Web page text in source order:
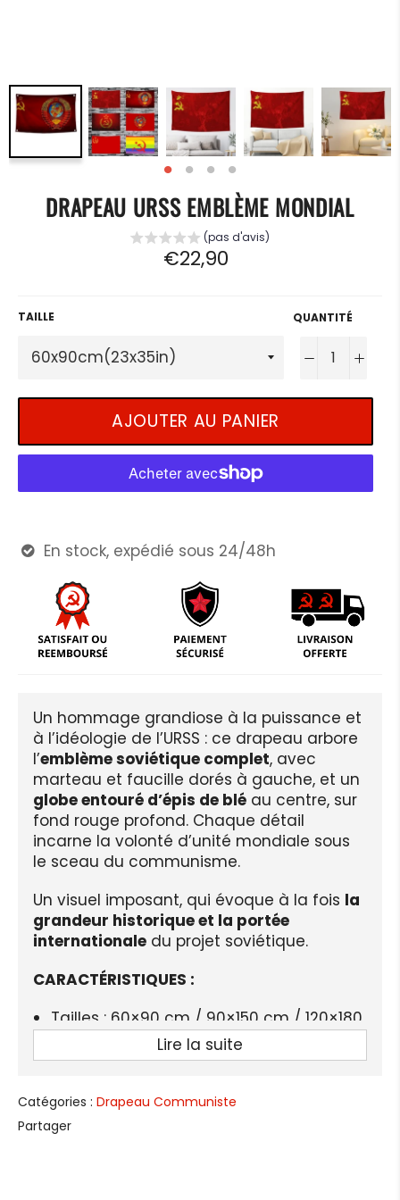
DRAPEAU URSS EMBLÈME MONDIAL
(pas d'avis)
Prix
régulier
€22,90
TAILLE QUANTITÉ
− +
AJOUTER AU PANIER
 En stock, expédié sous 24/48h
Un hommage grandiose à la puissance et
à l’idéologie de l’URSS : ce drapeau arbore
l’emblème soviétique complet, avec
marteau et faucille dorés à gauche, et un
globe entouré d’épis de blé au centre, sur
fond rouge profond. Chaque détail
incarne la volonté d’unité mondiale sous
le sceau du communisme.
Un visuel imposant, qui évoque à la fois la
grandeur historique et la portée
internationale du projet soviétique.
CARACTÉRISTIQUES :
Tailles : 60×90 cm / 90×150 cm / 120×180
cm / 150×240 cm
Matière :Polyester 100Dhaute qualité
Impression : numérique (recto imprimé,
verso traversant)
Lire la suite
Catégories : Drapeau Communiste
Partager